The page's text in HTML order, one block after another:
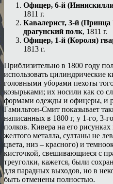
Офицер, 6-й
1811 г.
Кавалерист, 3-й (Принца
драгунский полк, 1811 г.
Офицер, 1-й (Короля)
1813 г.
Приблизительно в 1800 году
использовать цилиндрические
головными уборами пехоты
козырьками; их носили как со
формами одежды и офицеры, и
Гамильтон-Смит показывает
написанных в 1800 г, у 1-го, 3-
полков. Кивера на его
желтого металла, султаны не
цвета, низ – красного) и
кисточкой, свешивающиеся с
треуголки, кажется, были
для парадных выходов, но в
быть отменены полностью.